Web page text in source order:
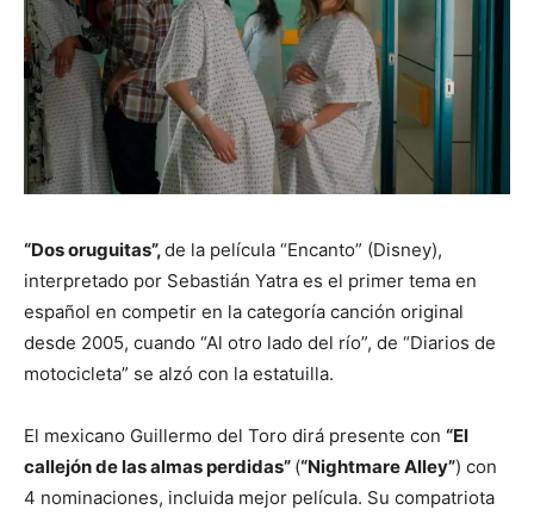
“Dos oruguitas”,de la película “Encanto” (Disney),
interpretado por Sebastián Yatra es el primer tema en
español en competir en la categoría canción original
desde 2005, cuando “Al otro lado del río”, de “Diarios de
motocicleta” se alzó con la estatuilla.
El mexicano Guillermo del Toro dirá presente con “El
callejón de las almas perdidas” (“Nightmare Alley”) con
4 nominaciones, incluida mejor película. Su compatriota